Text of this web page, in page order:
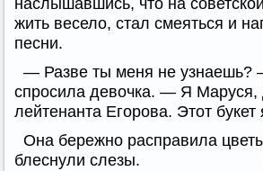
наслышавшись, что на
жить весело, стал смеяться и
песни.
— Разве ты меня не узнаешь?
спросила девочка. — Я Маруся,
лейтенанта Егорова. Этот букет
Она бережно расправила
блеснули слезы.